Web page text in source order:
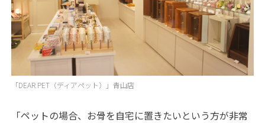
「DEAR PET（ディアペット）」青山店
「ペットの場合、お骨を自宅に置きたいという方が非常